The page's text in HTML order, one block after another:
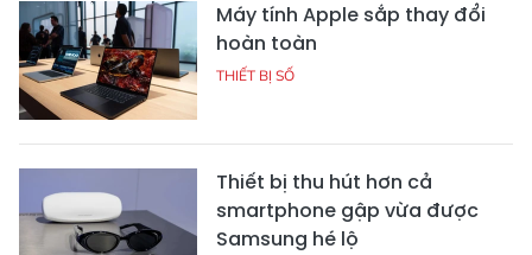
Máy tính Apple sắp thay đổi
hoàn toàn
THIẾT BỊ SỐ
Thiết bị thu hút hơn cả
smartphone gập vừa được
Samsung hé lộ